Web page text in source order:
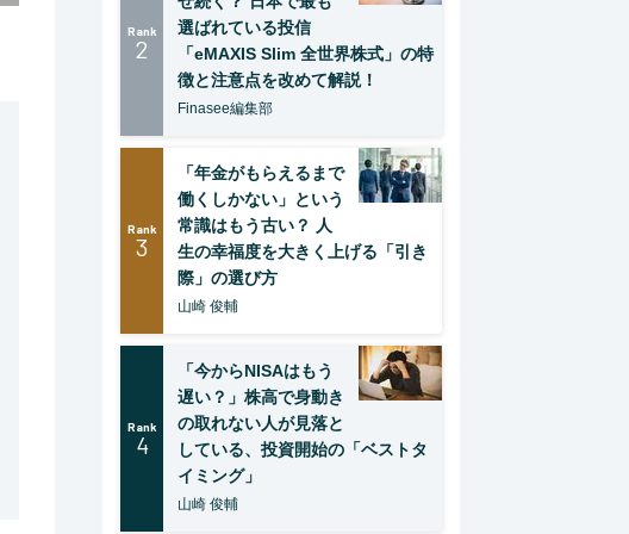
Rank
2
選ばれている投信
「eMAXIS Slim 全世界株式」の特
徴と注意点を改めて解説！
Finasee編集部
Rank
3
「年金がもらえるまで
働くしかない」という
常識はもう古い？ 人
生の幸福度を大きく上げる「引き
際」の選び方
山崎 俊輔
Rank
4
「今からNISAはもう
遅い？」株高で身動き
の取れない人が見落と
している、投資開始の「ベストタ
イミング」
山崎 俊輔